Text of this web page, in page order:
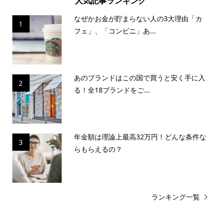
1
なぜかお金が貯まらない人の3大理由「カ
フェ」、「コンビニ」あ...
2
あのブランドはこの国で買うと安く手に入
る！全18ブランドをご...
3
年金額は理論上最高32万円！どんな条件な
らもらえるの？
ランキング一覧